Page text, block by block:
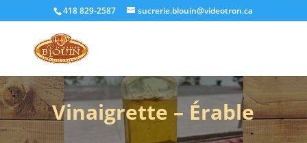
418 829-2587 sucrerie.blouin@videotron.ca
Vinaigrette – Érable